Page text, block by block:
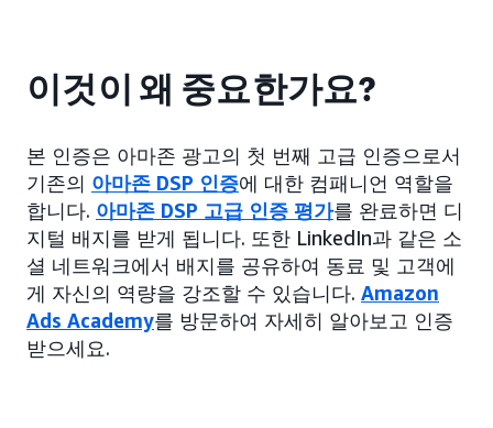
이것이 왜 중요한가요?
본 인증은 아마존 광고의 첫 번째 고급 인증으로서
기존의 아마존 DSP 인증에 대한 컴패니언 역할을
합니다. 아마존 DSP 고급 인증 평가를 완료하면 디
지털 배지를 받게 됩니다. 또한 LinkedIn과 같은 소
셜 네트워크에서 배지를 공유하여 동료 및 고객에
게 자신의 역량을 강조할 수 있습니다. Amazon
Ads Academy를 방문하여 자세히 알아보고 인증
받으세요.